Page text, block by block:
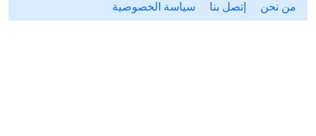
من نحن إتصل بنا سياسة الخصوصية